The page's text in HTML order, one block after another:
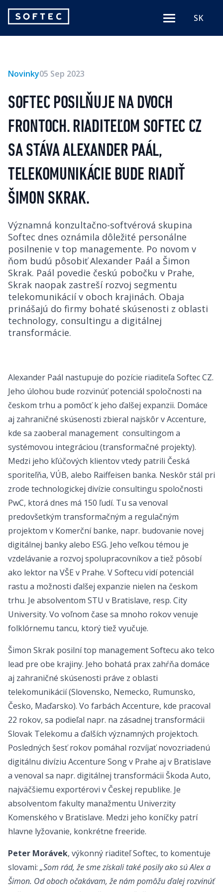
logo
Menu SK
Novinky05 Sep 2023
SOFTEC POSILŇUJE NA DVOCH
FRONTOCH. RIADITEĽOM SOFTEC CZ
SA STÁVA ALEXANDER PAÁL,
TELEKOMUNIKÁCIE BUDE RIADIŤ
ŠIMON SKRAK.
Významná konzultačno-softvérová skupina
Softec dnes oznámila dôležité personálne
posilnenie v top managemente. Po novom v
ňom budú pôsobiť Alexander Paál a Šimon
Skrak. Paál povedie českú pobočku v Prahe,
Skrak naopak zastreší rozvoj segmentu
telekomunikácií v oboch krajinách. Obaja
prinášajú do firmy bohaté skúsenosti z oblasti
technology, consultingu a digitálnej
transformácie.
Alexander Paál nastupuje do pozície riaditeľa Softec CZ.
Jeho úlohou bude rozvinúť potenciál spoločnosti na
českom trhu a pomôcť k jeho ďalšej expanzii. Domáce
aj zahraničné skúsenosti zbieral najskôr v Accenture,
kde sa zaoberal management consultingom a
systémovou integráciou (transformačné projekty).
Medzi jeho kľúčových klientov vtedy patrili Česká
sporiteľňa, VÚB, alebo Raiffeisen banka. Neskôr stál pri
zrode technologickej divízie consultingu spoločnosti
PwC, ktorá dnes má 150 ľudí. Tu sa venoval
predovšetkým transformačným a regulačným
projektom v Komerční banke, napr. budovanie novej
digitálnej banky alebo ESG. Jeho veľkou témou je
vzdelávanie a rozvoj spolupracovníkov a tiež pôsobí
ako lektor na VŠE v Prahe. V Softecu vidí potenciál
rastu a možnosti ďalšej expanzie nielen na českom
trhu. Je absolventom STU v Bratislave, resp. City
University. Vo voľnom čase sa mnoho rokov venuje
folklórnemu tancu, ktorý tiež vyučuje.
Šimon Skrak posilní top management Softecu ako telco
lead pre obe krajiny. Jeho bohatá prax zahŕňa domáce
aj zahraničné skúsenosti práve z oblasti
telekomunikácií (Slovensko, Nemecko, Rumunsko,
Česko, Maďarsko). Vo farbách Accenture, kde pracoval
22 rokov, sa podieľal napr. na zásadnej transformácii
Slovak Telekomu a ďalších významných projektoch.
Posledných šesť rokov pomáhal rozvíjať novozriadenú
digitálnu divíziu Accenture Song v Prahe aj v Bratislave
a venoval sa napr. digitálnej transformácii Škoda Auto,
najväčšiemu exportérovi v Českej republike. Je
absolventom fakulty manažmentu Univerzity
Komenského v Bratislave. Medzi jeho koníčky patrí
hlavne lyžovanie, konkrétne freeride.
Peter Morávek, výkonný riaditeľ Softec, to komentuje
slovami: „Som rád, že sme získali také posily ako sú Alex a
Šimon. Od oboch očakávam, že nám pomôžu ďalej rozvinúť